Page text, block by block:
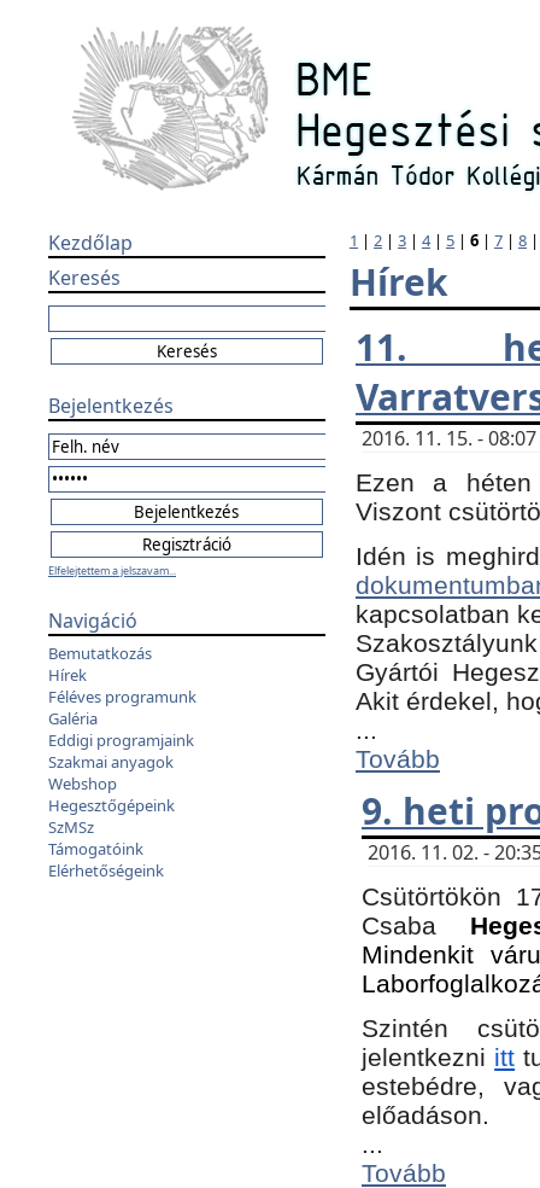
Kezdőlap
Keresés
Bejelentkezés
Elfelejtettem a jelszavam...
Navigáció
Bemutatkozás
Hírek
Féléves programunk
Galéria
Eddigi programjaink
Szakmai anyagok
Webshop
Hegesztőgépeink
SzMSz
Támogatóink
Elérhetőségeink
1 | 2 | 3 | 4| 5 | 6 | 7 | 8
Hírek
11.
2016. 11. 15. -
Ezen a héten
Viszont
Idén is
kapcsolatban
Gyártói
Akit érdekel,
...
Tovább
9. heti
2016. 11. 02. -
Csütörtökön
Csaba
Mindenkit
Szintén
jelentkezni itt
estebédre,
előadáson.
...
Tovább